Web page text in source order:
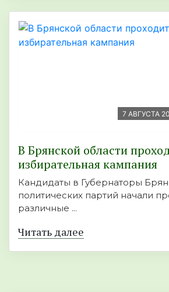
7 АВГУСТА
В Брянской области
избирательная кампания
Кандидаты в Губернаторы
политических партий начали
различные ...
Читать далее